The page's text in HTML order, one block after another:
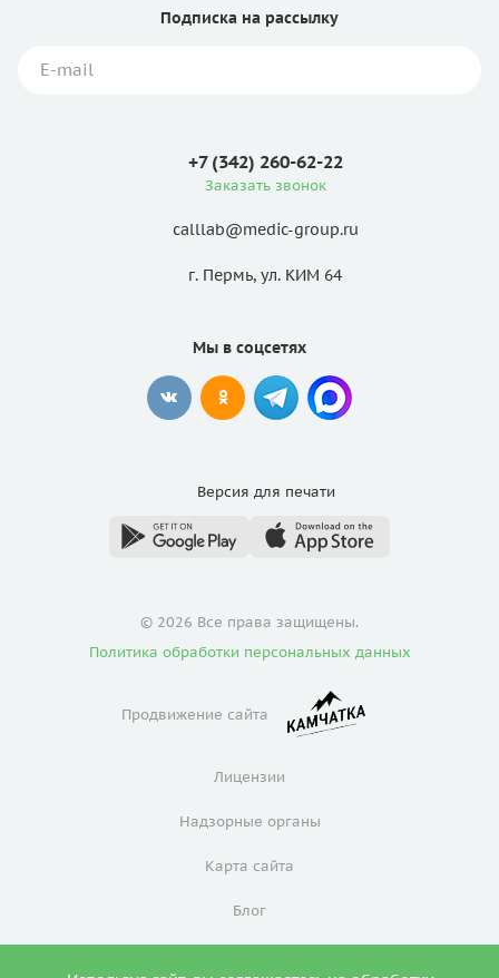
Подписка на рассылку
+7 (342) 260-62-22
Заказать звонок
calllab@medic-group.ru
г. Пермь, ул. КИМ 64
Мы в соцсетях
Версия для печати
© 2026 Все права защищены.
Политика обработки персональных данных
Продвижение сайта
Лицензии
Надзорные органы
Карта сайта
Блог